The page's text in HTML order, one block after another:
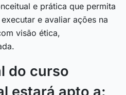
e prática que permita
e avaliar ações na
visão ética,
do curso
estará apto a: